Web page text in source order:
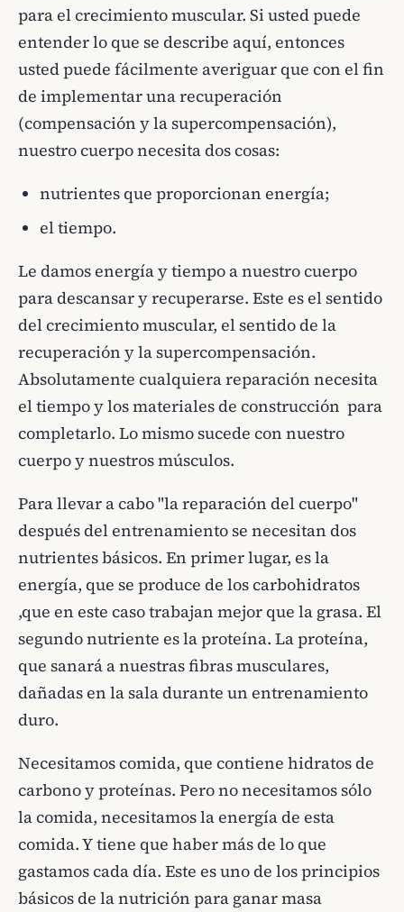
para el crecimiento muscular. Si usted puede
entender lo que se describe aquí, entonces
usted puede fácilmente averiguar que con el fin
de implementar una recuperación
(compensación y la supercompensación),
nuestro cuerpo necesita dos cosas:
nutrientes que proporcionan energía;
el tiempo.
Le damos energía y tiempo a nuestro cuerpo
para descansar y recuperarse. Este es el sentido
del crecimiento muscular, el sentido de la
recuperación y la supercompensación.
Absolutamente cualquiera reparación necesita
el tiempo y los materiales de construcción para
completarlo. Lo mismo sucede con nuestro
cuerpo y nuestros músculos.
Para llevar a cabo "la reparación del cuerpo"
después del entrenamiento se necesitan dos
nutrientes básicos. En primer lugar, es la
energía, que se produce de los carbohidratos
,que en este caso trabajan mejor que la grasa. El
segundo nutriente es la proteína. La proteína,
que sanará a nuestras fibras musculares,
dañadas en la sala durante un entrenamiento
duro.
Necesitamos comida, que contiene hidratos de
carbono y proteínas. Pero no necesitamos sólo
la comida, necesitamos la energía de esta
comida. Y tiene que haber más de lo que
gastamos cada día. Este es uno de los principios
básicos de la nutrición para ganar masa